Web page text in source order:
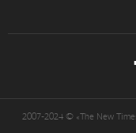
2007-2024 © «The New